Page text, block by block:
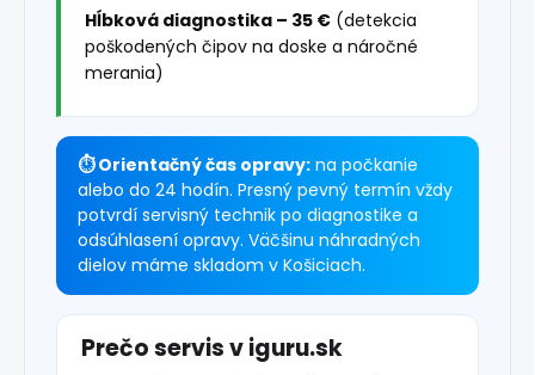
Hĺbková diagnostika – 35 € (detekcia
poškodených čipov na doske a náročné
merania)
⏱ Orientačný čas opravy: na počkanie
alebo do 24 hodín. Presný pevný termín vždy
potvrdí servisný technik po diagnostike a
odsúhlasení opravy. Väčšinu náhradných
dielov máme skladom v Košiciach.
Prečo servis v iguru.sk